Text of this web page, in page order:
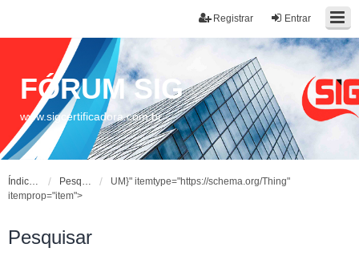
Entrar
Registrar
FÓRUM SIG
www.sigcertificadora.com.br
Índice do fórum Pesquisar
UM}" itemtype="https://schema.org/Thing"
itemprop="item">
Pesquisar